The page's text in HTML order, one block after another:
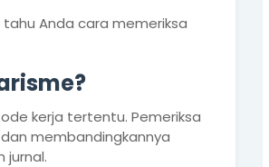
Anda cara memeriksa
kerja tertentu. Pemeriksa
membandingkannya
jurnal.